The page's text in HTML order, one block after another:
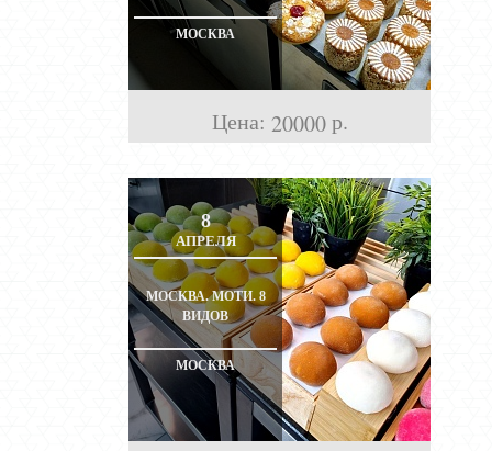
МОСКВА
Цена: 20000 р.
8
АПРЕЛЯ
МОСКВА. МОТИ. 8
ВИДОВ
МОСКВА